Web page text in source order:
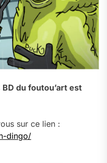
du foutou’art est
sur ce lien :
dingo/